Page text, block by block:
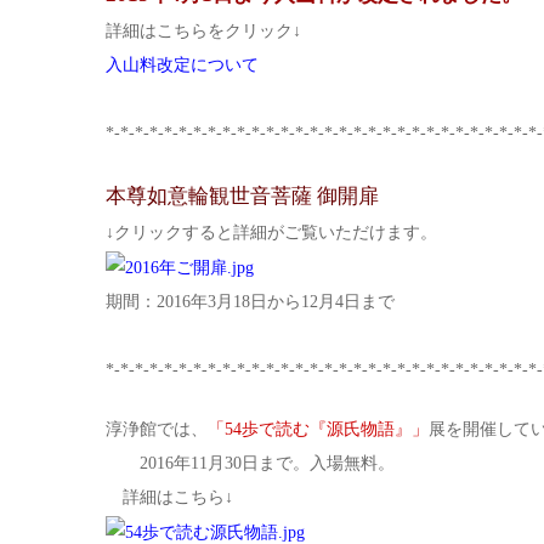
詳細はこちらをクリック↓
入山料改定について
*-*-*-*-*-*-*-*-*-*-*-*-*-*-*-*-*-*-*-*-*-*-*-*-*-*-*-*-*-
本尊如意輪観世音菩薩 御開扉
↓クリックすると詳細がご覧いただけます。
期間：2016年3月18日から12月4日まで
*-*-*-*-*-*-*-*-*-*-*-*-*-*-*-*-*-*-*-*-*-*-*-*-*-*-*-*-*-
淳浄館では、 「54歩で読む『源氏物語』」
展を開催して
2016年11月30日まで。入場無料。
詳細はこちら↓